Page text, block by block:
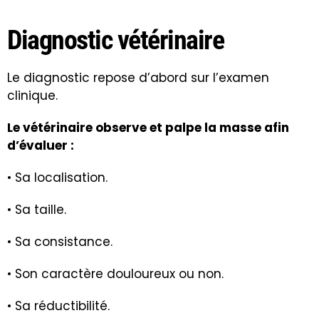
Diagnostic vétérinaire
Le diagnostic repose d’abord sur l’examen
clinique.
Le vétérinaire observe et palpe la masse afin
d’évaluer :
• Sa localisation.
• Sa taille.
• Sa consistance.
• Son caractère douloureux ou non.
• Sa réductibilité.